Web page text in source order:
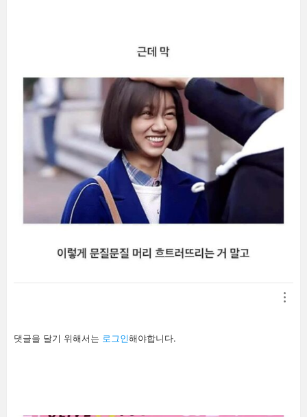
답
글
댓글을 달기 위해서는 로그인해야합니다.